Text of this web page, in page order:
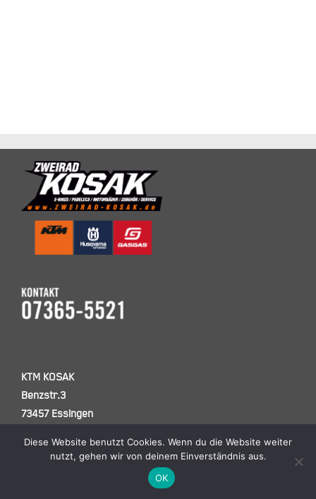
KTM KOSAK
Benzstr.3
73457 Essingen
Fax 07365 -5525
Diese Website benutzt Cookies. Wenn du die Website weiter
nutzt, gehen wir von deinem Einverständnis aus.
OK